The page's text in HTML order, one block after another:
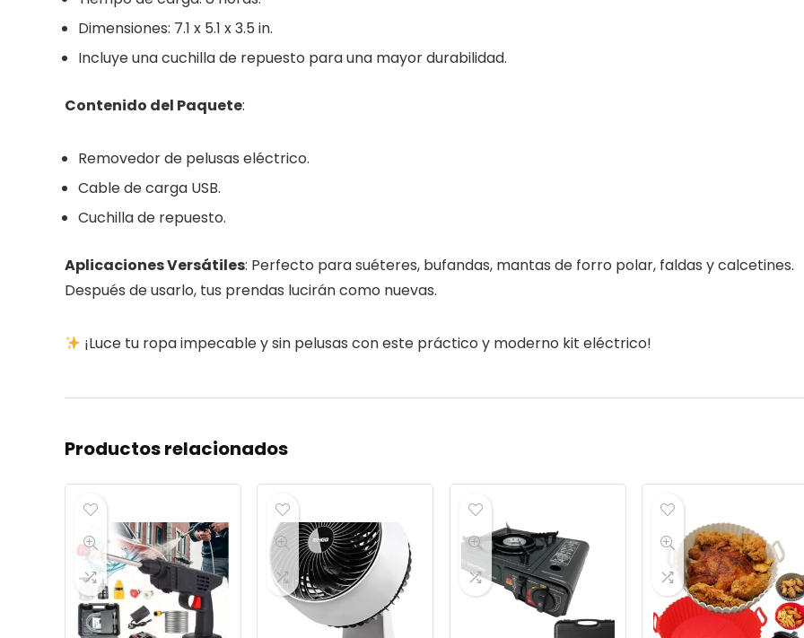
Dimensiones: 7.1 x 5.1 x 3.5 in.
Incluye una cuchilla de repuesto para una mayor durabilidad.
Contenido del Paquete:
Removedor de pelusas eléctrico.
Cable de carga USB.
Cuchilla de repuesto.
Aplicaciones Versátiles: Perfecto para suéteres, bufandas, mantas de forro polar, faldas y calcetines.
Después de usarlo, tus prendas lucirán como nuevas.
¡Luce tu ropa impecable y sin pelusas con este práctico y moderno kit eléctrico!
Productos relacionados